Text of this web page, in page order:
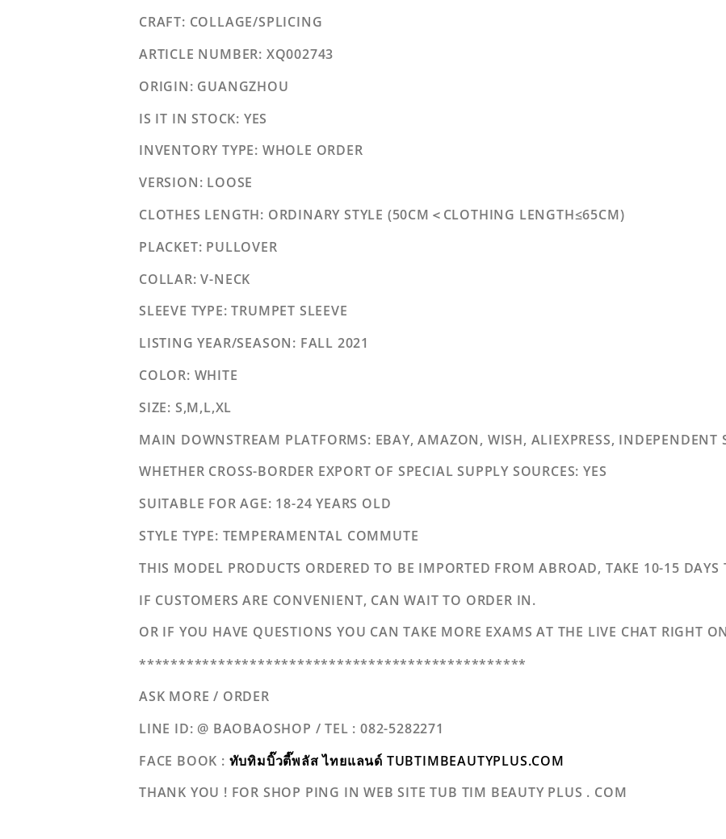
CRAFT: COLLAGE/SPLICING
ARTICLE NUMBER: XQ002743
ORIGIN: GUANGZHOU
IS IT IN STOCK: YES
INVENTORY TYPE: WHOLE ORDER
VERSION: LOOSE
CLOTHES LENGTH: ORDINARY STYLE (50CM＜CLOTHING LENGTH≤65CM)
PLACKET: PULLOVER
COLLAR: V-NECK
SLEEVE TYPE: TRUMPET SLEEVE
LISTING YEAR/SEASON: FALL 2021
COLOR: WHITE
SIZE: S,M,L,XL
MAIN DOWNSTREAM PLATFORMS: EBAY, AMAZON, WISH, ALIEXPRESS, INDEPENDENT
WHETHER CROSS-BORDER EXPORT OF SPECIAL SUPPLY SOURCES: YES
SUITABLE FOR AGE: 18-24 YEARS OLD
STYLE TYPE: TEMPERAMENTAL COMMUTE
THIS MODEL PRODUCTS ORDERED TO BE IMPORTED FROM ABROAD, TAKE 10-15 DAYS
IF CUSTOMERS ARE CONVENIENT, CAN WAIT TO ORDER IN.
OR IF YOU HAVE QUESTIONS YOU CAN TAKE MORE EXAMS AT THE LIVE CHAT RIGHT
*************************************************
ASK MORE / ORDER
LINE ID: @ BAOBAOSHOP / TEL : 082-5282271
FACE BOOK : ทับทิมบิ๊วตี๊พลัส ไทยแลนด์ TUBTIMBEAUTYPLUS.COM
THANK YOU ! FOR SHOP PING IN WEB SITE TUB TIM BEAUTY PLUS . COM